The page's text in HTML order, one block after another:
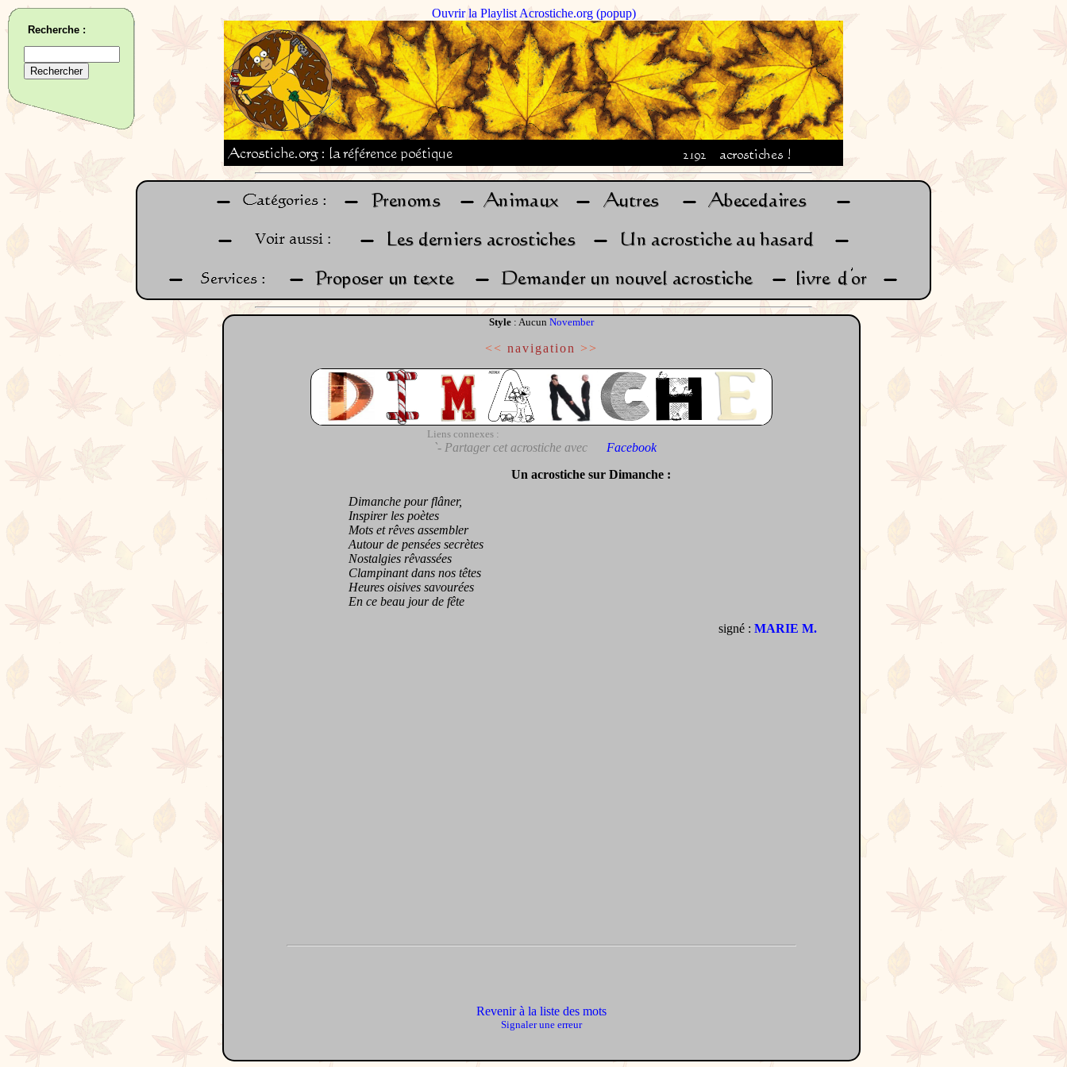
Ouvrir la Playlist Acrostiche.org (popup)
Style : Aucun November
<< navigation >>
Liens connexes :
`- Partager cet acrostiche avec
Facebook
Un acrostiche sur Dimanche :
Dimanche pour flâner,
Inspirer les poètes
Mots et rêves assembler
Autour de pensées secrètes
Nostalgies rêvassées
Clampinant dans nos têtes
Heures oisives savourées
En ce beau jour de fête
signé : MARIE M.
Revenir à la liste des mots
Signaler une erreur
Recherche :